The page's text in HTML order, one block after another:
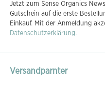
für
unseren
Newsletter
an:
Jetzt zum Sense Organics
Gutschein auf die erste
Einkauf. Mit der Anmeldung
Datenschutzerklärung.
Versandparnter